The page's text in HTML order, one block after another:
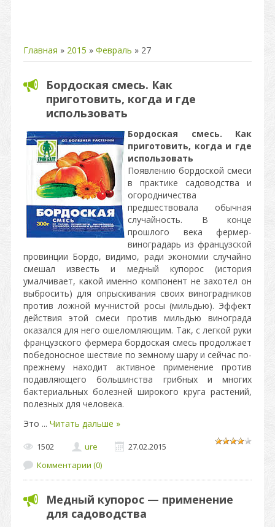
Главная » 2015 » Февраль » 27
Бордоская смесь. Как
приготовить, когда и где
использовать
Бордоская смесь.
Как
приготовить, когда и где
использовать
Появлению бордоской смеси
в практике садоводства и
огородничества
предшествовала обычная
случайность. В конце
прошлого века фермер-
виноградарь из французской
провинции Бордо, видимо, ради экономии случайно
смешал известь и медный купорос (история
умалчивает, какой именно компонент не захотел он
выбросить) для опрыскивания своих виноградников
против ложной мучнистой росы (мильдью). Эффект
действия этой смеси против мильдью винограда
оказался для него ошеломляющим. Так, с легкой руки
французского фермера бордоская смесь продолжает
победоносное шествие по земному шару и сейчас по-
прежнему находит активное применение против
подавляющего большинства грибных и многих
бактериальных болезней широкого круга растений,
полезных для человека.
Это ... Читать дальше »
1502 ure
27.02.2015
Комментарии (0)
Медный купорос — применение
для садоводства